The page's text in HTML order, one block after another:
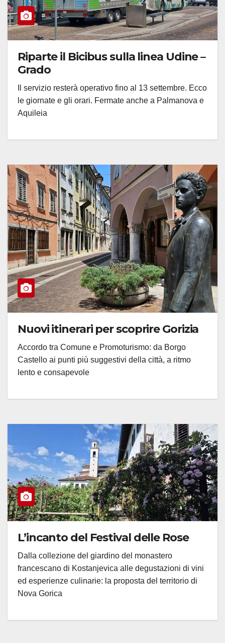
Riparte il Bicibus sulla linea Udine –
Grado
Il servizio resterà operativo fino al 13 settembre. Ecco
le giornate e gli orari. Fermate anche a Palmanova e
Aquileia
Nuovi itinerari per scoprire Gorizia
Accordo tra Comune e Promoturismo: da Borgo
Castello ai punti più suggestivi della città, a ritmo
lento e consapevole
L’incanto del Festival delle Rose
Dalla collezione del giardino del monastero
francescano di Kostanjevica alle degustazioni di vini
ed esperienze culinarie: la proposta del territorio di
Nova Gorica